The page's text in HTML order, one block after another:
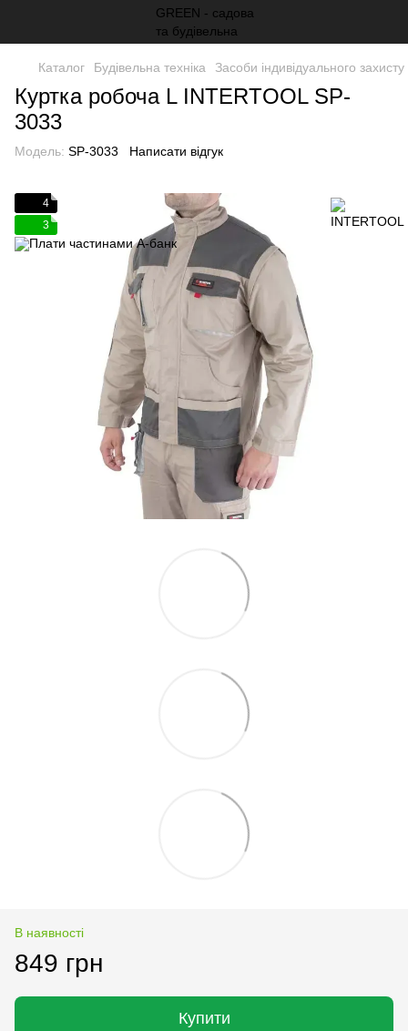
Каталог Будівельна техніка Засоби індивідуального захисту
Куртка робоча L INTERTOOL SP-
3033
Модель: SP-3033 Написати відгук
4
3
В наявності
849 грн
Купити